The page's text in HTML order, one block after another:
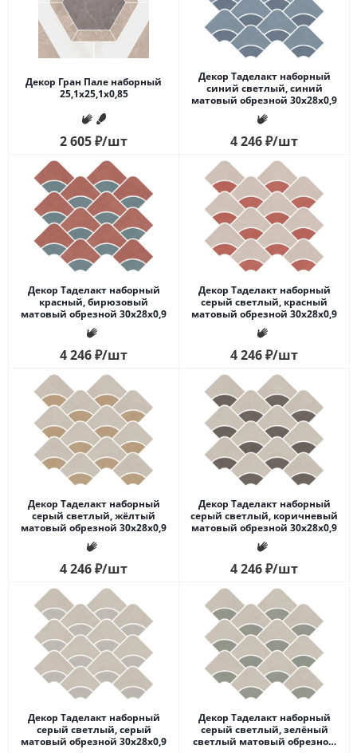
Декор Гран Пале наборный
25,1x25,1x0,85
2 605₽/шт
Декор Таделакт наборный
синий светлый, синий
матовый обрезной 30x28x0,9
4 246₽/шт
Декор Таделакт наборный
красный, бирюзовый
матовый обрезной 30x28x0,9
4 246₽/шт
Декор Таделакт наборный
серый светлый, красный
матовый обрезной 30x28x0,9
4 246₽/шт
Декор Таделакт наборный
серый светлый, жёлтый
матовый обрезной 30x28x0,9
4 246₽/шт
Декор Таделакт наборный
серый светлый, коричневый
матовый обрезной 30x28x0,9
4 246₽/шт
Декор Таделакт наборный
серый светлый, серый
матовый обрезной 30x28x0,9
Декор Таделакт наборный
серый светлый, зелёный
светлый матовый обрезной